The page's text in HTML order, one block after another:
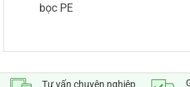
bọc PE
Tư vấn chuyên nghiệp